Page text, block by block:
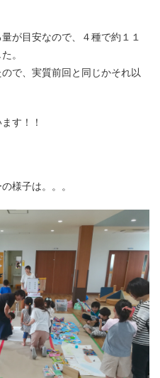
が目安なので、４種で約１１
。
で、実質前回と同じかそれ以
す！！
様子は。。。